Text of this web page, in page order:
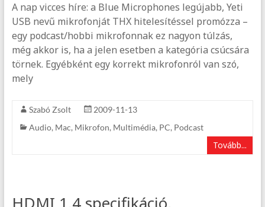
A nap vicces híre: a Blue Microphones legújabb, Yeti
USB nevű mikrofonját THX hitelesítéssel promózza –
egy podcast/hobbi mikrofonnak ez nagyon túlzás,
még akkor is, ha a jelen esetben a kategória csúcsára
törnek. Egyébként egy korrekt mikrofonról van szó,
mely
Szabó Zsolt
2009-11-13
Audio, Mac, Mikrofon, Multimédia, PC, Podcast
Tovább...